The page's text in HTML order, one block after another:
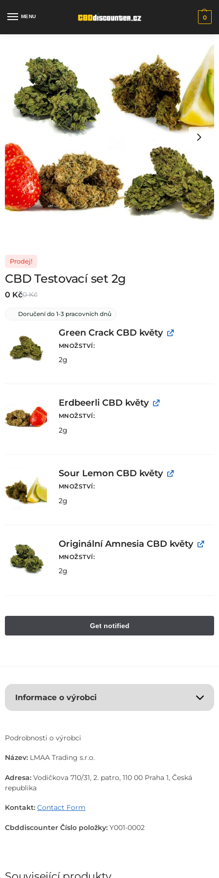
MENU 0
Prodej!
CBD Testovací set 2g
0 Kč0Kč
Doručení do 1-3 pracovních dnů
Green Crack CBD květy
MNOŽSTVÍ
2g
Erdbeerli CBD květy
MNOŽSTVÍ
2g
Sour Lemon CBD květy
MNOŽSTVÍ
2g
Originální Amnesia CBD květy
MNOŽSTVÍ
2g
r
a
i
e
Informace o výrobci
Podrobnosti o výrobci
Název: LMAA Trading s.r.o.
Adresa: Vodičkova 710/31, 2. patro, 110 00 Praha 1, Česká
republika
Kontakt: Contact Form
Cbddiscounter Číslo položky: Y001-0002